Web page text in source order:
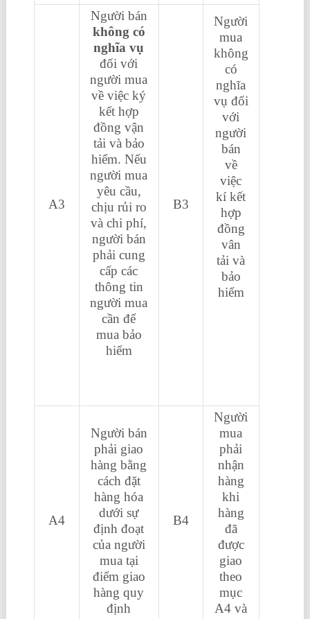
A3
Người bán
không có
nghĩa vụ
đối với
người mua
về việc ký
kết hợp
đồng vận
tải và bảo
hiểm. Nếu
người mua
yêu cầu,
chịu rủi ro
và chi phí,
người bán
phải cung
cấp các
thông tin
người mua
cần để
mua bảo
hiểm
B3
Người
mua
không
có
nghĩa
vụ đối
với
người
bán
về
việc
kí kết
hợp
đồng
vân
tải và
bảo
hiểm
A4
Người bán
phải giao
hàng bằng
cách đặt
hàng hóa
dưới sự
định đoạt
của người
mua tại
điểm giao
hàng quy
định
B4
Người
mua
phải
nhận
hàng
khi
hàng
đã
được
giao
theo
mục
A4 và